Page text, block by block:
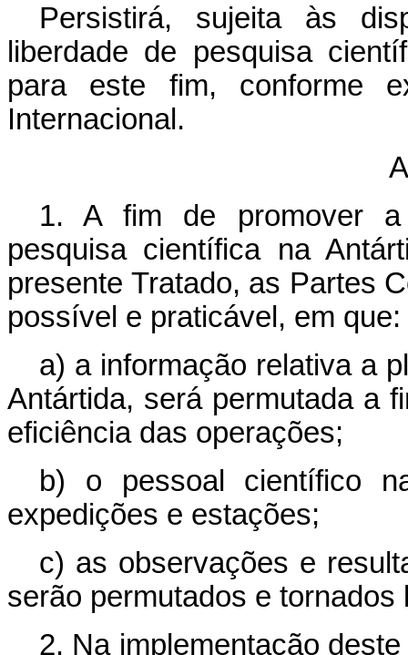
Persistirá, sujeita às
liberdade de pesquisa
para este fim, conforme
Internacional.
1. A fim de promover a
pesquisa científica na
presente Tratado, as Partes
possível e praticável, em que:
a) a informação relativa a
Antártida, será permutada a
eficiência das operações;
b) o pessoal científico
expedições e estações;
c) as observações e
serão permutados e
2. Na implementação